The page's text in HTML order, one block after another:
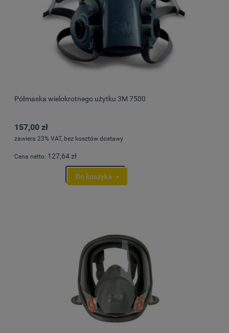
Półmaska wielokrotnego użytku 3M 7500
157,00 zł
zawiera 23% VAT, bez kosztów dostawy
Cena netto: 127,64 zł
Do koszyka